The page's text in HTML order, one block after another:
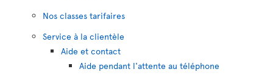
Nos classes tarifaires
Service à la clientèle
Aide et contact
Aide pendant l'attente au téléphone